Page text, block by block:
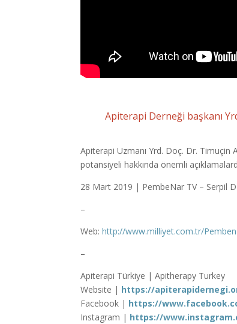
Apiterapi Derneği başkanı
Apiterapi Uzmanı Yrd. Doç. Dr. Timuçin
potansiyeli hakkında önemli
28 Mart 2019 | PembeNar TV – Serpil
–
Web:http://www.milliyet.com.tr/
–
Apiterapi Türkiye | Apitherapy Turkey
Website | https://
Facebook | https://
Instagram | https://